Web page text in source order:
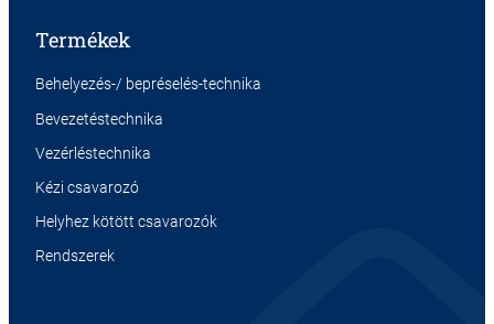
Termékek
Behelyezés-/ bepréselés-technika
Bevezetéstechnika
Vezérléstechnika
Kézi csavarozó
Helyhez kötött csavarozók
Rendszerek